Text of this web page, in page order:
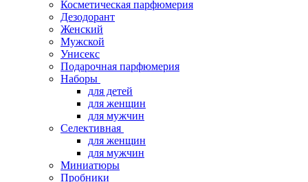
Косметическая парфюмерия
Дезодорант
Женский
Мужской
Унисекс
Подарочная парфюмерия
Наборы
для детей
для женщин
для мужчин
Селективная
для женщин
для мужчин
Миниатюры
Пробники